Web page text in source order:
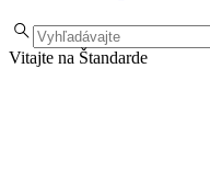
Vitajte na Štandarde